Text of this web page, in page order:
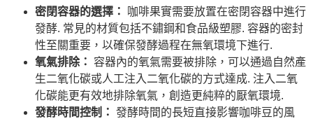
密閉容器的選擇：
咖啡果實需要放置在密閉容器中進行
發酵. 常見的材質包括不鏽鋼和食品級塑膠. 容器的密封
性至關重要，以確保發酵過程在無氧環境下進行.
氧氣排除：
容器內的氧氣需要被排除，可以通過自然產
生二氧化碳或人工注入二氧化碳的方式達成. 注入二氧
化碳能更有效地排除氧氣，創造更純粹的厭氧環境.
發酵時間控制： 發酵時間的長短直接影響咖啡豆的風